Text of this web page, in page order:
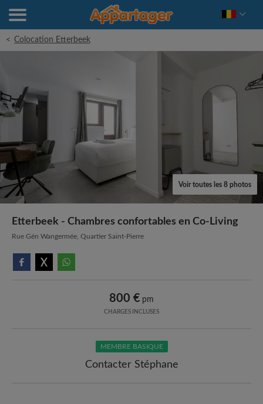
< Colocation Etterbeek
Voir toutes les 8 photos
Etterbeek - Chambres confortables en Co-Living
Rue Gén Wangermée, Quartier Saint-Pierre
800 € pm
CHARGES INCLUSES
MEMBRE BASIQUE
Contacter Stéphane